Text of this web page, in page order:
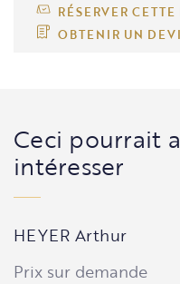
RÉSERVER
OBTENIR UN
Ceci pourrait
intéresser
HEYER Arthur
Prix sur demande